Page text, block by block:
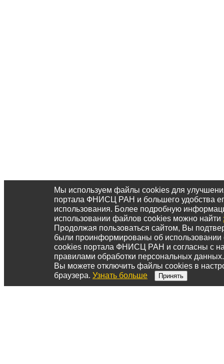
Мы используем файлы cookies для
портала ФНИСЦ РАН и большего удобства
использования. Более подробную
использовании файлов cookies можно найти
Продолжая пользоваться сайтом, Вы
были проинформированы об
cookies портала ФНИСЦ РАН и согласны с
правилами обработки персональных данных.
Вы можете отключить файлы cookies в
браузера. Узнать больше Принять